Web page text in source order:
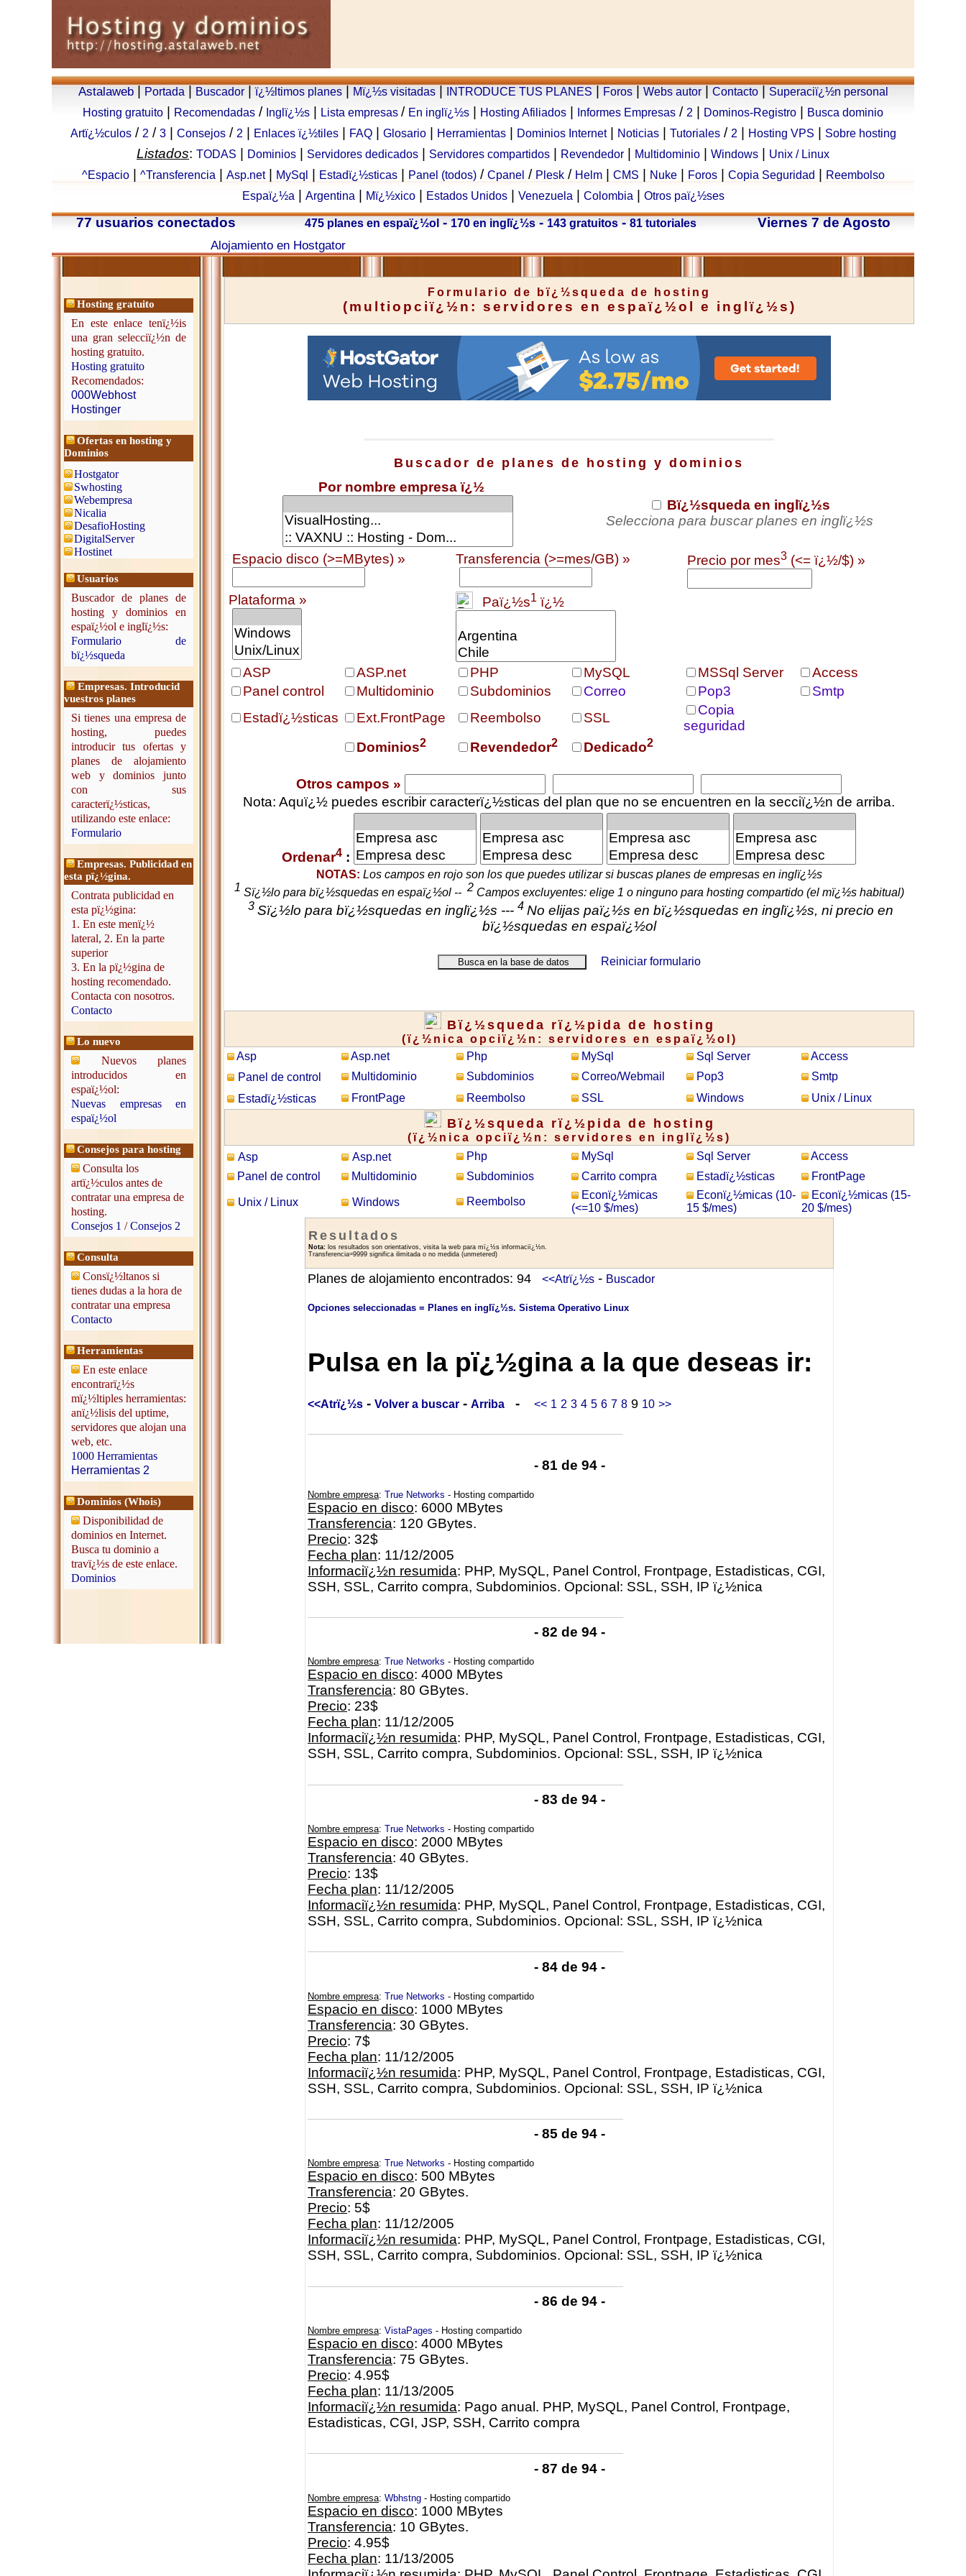
Astalaweb| Portada Buscador| ï¿½ltimos planes| Mï¿½s visitadas| INTRODUCE TUS PLANES Foros Webs autor| Contacto|
Superaciï¿½n personal
Hosting gratuito
Recomendadas / Inglï¿½s Lista empresas / En inglï¿½s Hosting Afiliados Informes Empresas / 2 Dominos-Registro
Busca dominio
Artï¿½culos/ 2 / 3| Consejos/ 2 Enlaces ï¿½tiles| FAQ| Glosario| Herramientas Dominios Internet| Noticias| Tutoriales/ 2 Hosting VPS Sobre hosting
Listados: TODAS Dominios Servidores dedicados Servidores compartidos Revendedor Multidominio Windows
Unix / Linux
^Espacio| ^Transferencia Asp.net| MySql Estadï¿½sticas| Panel (todos)/ Cpanel / Plesk/ Helm| CMS Nuke| Foros| Copia Seguridad
Reembolso
Espaï¿½a
Argentina Mï¿½xico| Estados Unidos| Venezuela Colombia Otros paï¿½ses
77 usuarios conectados 475 planes en espaï¿½ol - 170 en inglï¿½s- 143 gratuitos- 81 tutoriales Viernes 7 de Agosto
Alojamiento en Hostgator
Hosting gratuito
En este enlace tenï¿½is
una gran selecciï¿½n de
hosting gratuito.
Hosting gratuito
Recomendados:
000Webhost
Hostinger
Ofertas en hosting y
Dominios
Hostgator
Swhosting
Webempresa
Nicalia
DesafioHosting
DigitalServer
Hostinet
Usuarios
Buscador de planes de
hosting y dominios en
espaï¿½ol e inglï¿½s:
Formulario de
bï¿½squeda
Empresas. Introducid
vuestros planes
Si tienes una empresa de
hosting, puedes
introducir tus ofertas y
planes de alojamiento
web y dominios junto
con sus
caracterï¿½sticas,
utilizando este enlace:
Formulario
Empresas. Publicidad en
esta pï¿½gina.
Contrata publicidad en
esta pï¿½gina:
1. En este menï¿½
lateral, 2. En la parte
superior
3. En la pï¿½gina de
hosting recomendado.
Contacta con nosotros.
Contacto
Lo nuevo
Nuevos planes
introducidos en
espaï¿½ol:
Nuevas empresas en
espaï¿½ol
Consejos para hosting
Consulta los
artï¿½culos antes de
contratar una empresa de
hosting.
Consejos 1 /Consejos 2
Consulta
Consï¿½ltanos si
tienes dudas a la hora de
contratar una empresa
Contacto
Herramientas
En este enlace
encontrarï¿½s
mï¿½ltiples herramientas:
anï¿½lisis del uptime,
servidores que alojan una
web, etc.
1000 Herramientas
Herramientas 2
Dominios (Whois)
Disponibilidad de
dominios en Internet.
Busca tu dominio a
travï¿½s de este enlace.
Dominios
Formulario de bï¿½squeda de hosting
(multiopciï¿½n: servidores en espaï¿½ol e inglï¿½s)
Buscador de planes de hosting y dominios
Por nombre empresa ï¿½
Bï¿½squeda en inglï¿½s
Selecciona para buscar planes en inglï¿½s
Espacio disco (>=MBytes) » Transferencia (>=mes/GB) » Precio por mes3 (<= ï¿½/$) »
Plataforma » Paï¿½s1 ï¿½
ASP ASP.net PHP MySQL MSSql Server
Access
Panel control
Multidominio Subdominios Correo Pop3
Smtp
Estadï¿½sticas
Ext.FrontPage Reembolso SSL
Copia
seguridad
Dominios2 Revendedor2 Dedicado2
Otros campos »
Nota: Aquï¿½ puedes escribir caracterï¿½sticas del plan que no se encuentren en la secciï¿½n de arriba.
Ordenar4 :
NOTAS: Los campos en rojo son los que puedes utilizar si buscas planes de empresas en inglï¿½s
1 Sï¿½lo para bï¿½squedas en espaï¿½ol -- 2 Campos excluyentes: elige 1 o ninguno para hosting compartido (el mï¿½s habitual)
3 Sï¿½lo para bï¿½squedas en inglï¿½s --- 4 No elijas paï¿½s en bï¿½squedas en inglï¿½s, ni precio en
bï¿½squedas en espaï¿½ol
Reiniciar formulario
Bï¿½squeda rï¿½pida de hosting
(ï¿½nica opciï¿½n: servidores en espaï¿½ol)
Asp
Asp.net Php MySql Sql Server
Access
Panel de control
Multidominio Subdominios Correo/Webmail Pop3
Smtp
Estadï¿½sticas
FrontPage Reembolso SSL Windows Unix / Linux
Bï¿½squeda rï¿½pida de hosting
(ï¿½nica opciï¿½n: servidores en inglï¿½s)
Asp
Asp.net Php MySql Sql Server
Access
Panel de control
Multidominio Subdominios Carrito compra Estadï¿½sticas FrontPage
Unix / Linux Windows Reembolso
Econï¿½micas
(<=10 $/mes)
Econï¿½micas (10-
15 $/mes)
Econï¿½micas (15-
20 $/mes)
Resultados
Nota: los resultados son orientativos, visita la web para mï¿½s informaciï¿½n.
Transferencia=9999 significa ilimitada o no medida (unmetered)
Planes de alojamiento encontrados: 94 <<Atrï¿½s - Buscador
Opciones seleccionadas = Planes en inglï¿½s. Sistema Operativo Linux
Pulsa en la pï¿½gina a la que deseas ir:
<<Atrï¿½s - Volver a buscar - Arriba - << 1 2 3 4 5 6 7 8 9 10 >>
- 81 de 94 -
Nombre empresa: True Networks - Hosting compartido
Espacio en disco: 6000 MBytes
Transferencia: 120 GBytes.
Precio: 32$
Fecha plan: 11/12/2005
Informaciï¿½n resumida: PHP, MySQL, Panel Control, Frontpage, Estadisticas, CGI,
SSH, SSL, Carrito compra, Subdominios. Opcional: SSL, SSH, IP ï¿½nica
- 82 de 94 -
Nombre empresa: True Networks - Hosting compartido
Espacio en disco: 4000 MBytes
Transferencia: 80 GBytes.
Precio: 23$
Fecha plan: 11/12/2005
Informaciï¿½n resumida: PHP, MySQL, Panel Control, Frontpage, Estadisticas, CGI,
SSH, SSL, Carrito compra, Subdominios. Opcional: SSL, SSH, IP ï¿½nica
- 83 de 94 -
Nombre empresa: True Networks - Hosting compartido
Espacio en disco: 2000 MBytes
Transferencia: 40 GBytes.
Precio: 13$
Fecha plan: 11/12/2005
Informaciï¿½n resumida: PHP, MySQL, Panel Control, Frontpage, Estadisticas, CGI,
SSH, SSL, Carrito compra, Subdominios. Opcional: SSL, SSH, IP ï¿½nica
- 84 de 94 -
Nombre empresa: True Networks - Hosting compartido
Espacio en disco: 1000 MBytes
Transferencia: 30 GBytes.
Precio: 7$
Fecha plan: 11/12/2005
Informaciï¿½n resumida: PHP, MySQL, Panel Control, Frontpage, Estadisticas, CGI,
SSH, SSL, Carrito compra, Subdominios. Opcional: SSL, SSH, IP ï¿½nica
- 85 de 94 -
Nombre empresa: True Networks - Hosting compartido
Espacio en disco: 500 MBytes
Transferencia: 20 GBytes.
Precio: 5$
Fecha plan: 11/12/2005
Informaciï¿½n resumida: PHP, MySQL, Panel Control, Frontpage, Estadisticas, CGI,
SSH, SSL, Carrito compra, Subdominios. Opcional: SSL, SSH, IP ï¿½nica
- 86 de 94 -
Nombre empresa: VistaPages - Hosting compartido
Espacio en disco: 4000 MBytes
Transferencia: 75 GBytes.
Precio: 4.95$
Fecha plan: 11/13/2005
Informaciï¿½n resumida: Pago anual. PHP, MySQL, Panel Control, Frontpage,
Estadisticas, CGI, JSP, SSH, Carrito compra
- 87 de 94 -
Nombre empresa: Wbhstng - Hosting compartido
Espacio en disco: 1000 MBytes
Transferencia: 10 GBytes.
Precio: 4.95$
Fecha plan: 11/13/2005